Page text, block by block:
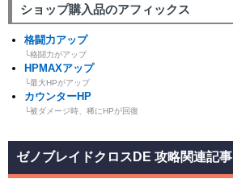
ショップ購入品のアフィックス
格闘力アップ
└格闘力がアップ
HPMAXアップ
└最大HPがアップ
カウンターHP
└被ダメージ時、稀にHPが回復
ゼノブレイドクロスDE 攻略関連記事